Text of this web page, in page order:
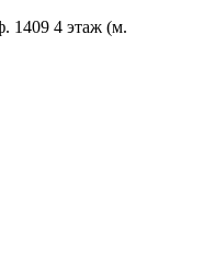
1409 4 этаж (м.